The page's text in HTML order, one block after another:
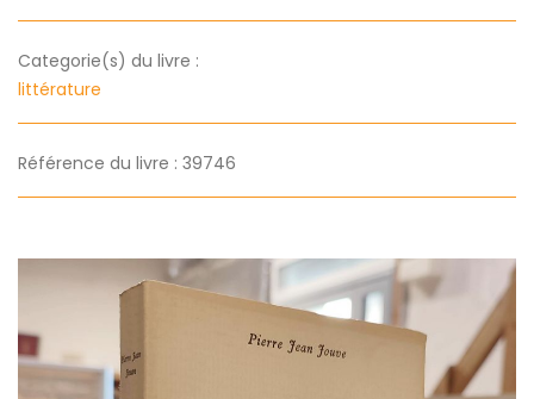
Categorie(s) du livre :
littérature
Référence du livre : 39746